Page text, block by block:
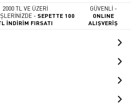
2000 TL VE ÜZERİ
-SEPETTE 100
İNDİRİM FIRSATI
GÜVENLİ -
ONLINE
ALIŞVERİŞ